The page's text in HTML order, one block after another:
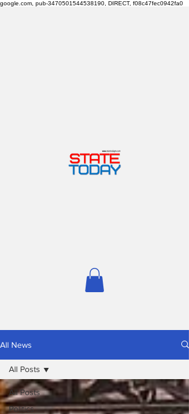
google.com, pub-3470501544538190, DIRECT, f08c47fec0942fa0
All News
All Posts
Politics
All Posts